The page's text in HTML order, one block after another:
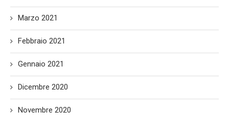
Marzo 2021
Febbraio 2021
Gennaio 2021
Dicembre 2020
Novembre 2020